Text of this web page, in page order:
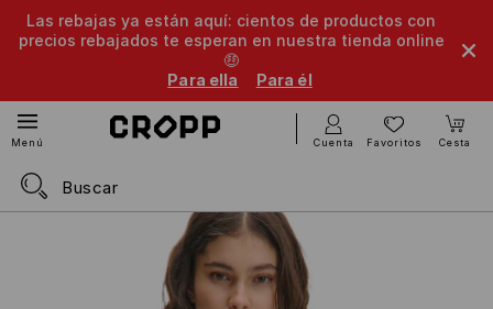
Las rebajas ya están aquí: cientos de productos con
precios rebajados te esperan en nuestra tienda online
🤑
Para ella
Para él
Menú Cuenta Favoritos Cesta